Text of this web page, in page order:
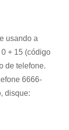
usando a
+ 15 (código
de telefone.
6666-
disque: